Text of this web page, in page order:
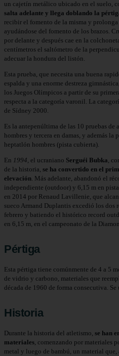
un cajetín metálico ubicado en el suelo,
salta adelante y llega doblando la
recibir el fomento de la misma y
ayudándose del fomento de los brazos.
por delante y después cae en la
centímetros el saltómetro de la
adecuar la hondura del listón.
Esta prueba, que necesita una buena
espalda y una enorme destreza
los Juegos Olímpicos a partir de su
respecta a la categoría varonil. La
de Sídney 2000.
Es la antepenúltima de las 10 pruebas
hombres y tercera en damas, y además la
heptatlón hombres (pista cubierta).
En 1994, el ucraniano Serguéi Bubka ,
de la historia, se ha convertido en el
elevación . Más adelante, abandonó el
independiente (outdoor) y 6,15 m en
en 2014 por Renaud Lavillenie, que
sueco Armand Duplantis excedió los dos
febrero y batiendo el histórico record
en 6,15 m, en el campeonato de la
Pértiga
Esta pértiga tiene comúnmente de 4 a 5
de vidrio y carbono, materiales que
década de 1960 de forma consecutiva. Se
Historia
Durante la historia del atletismo, se han
materiales, comenzando por materiales
metal y luego de bambú, un material